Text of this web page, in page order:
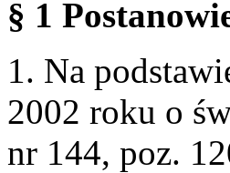
§ 1
1. Na
2002 roku o
nr 144, poz.